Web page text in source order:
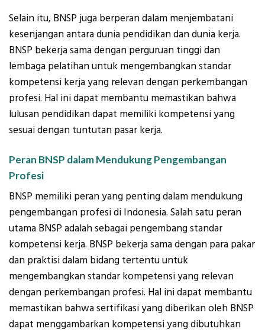
Selain itu, BNSP juga berperan dalam menjembatani
kesenjangan antara dunia pendidikan dan dunia kerja.
BNSP bekerja sama dengan perguruan tinggi dan
lembaga pelatihan untuk mengembangkan standar
kompetensi kerja yang relevan dengan perkembangan
profesi. Hal ini dapat membantu memastikan bahwa
lulusan pendidikan dapat memiliki kompetensi yang
sesuai dengan tuntutan pasar kerja.
Peran BNSP dalam Mendukung Pengembangan
Profesi
BNSP memiliki peran yang penting dalam mendukung
pengembangan profesi di Indonesia. Salah satu peran
utama BNSP adalah sebagai pengembang standar
kompetensi kerja. BNSP bekerja sama dengan para pakar
dan praktisi dalam bidang tertentu untuk
mengembangkan standar kompetensi yang relevan
dengan perkembangan profesi. Hal ini dapat membantu
memastikan bahwa sertifikasi yang diberikan oleh BNSP
dapat menggambarkan kompetensi yang dibutuhkan